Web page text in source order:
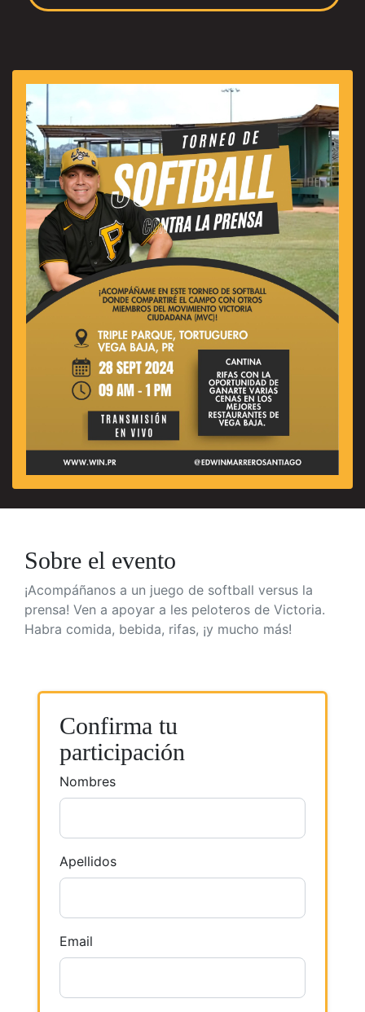
Sobre el evento
¡Acompáñanos a un juego de softball versus la
prensa! Ven a apoyar a les peloteros de Victoria.
Habra comida, bebida, rifas, ¡y mucho más!
Confirma tu
participación
Nombres
Apellidos
Email